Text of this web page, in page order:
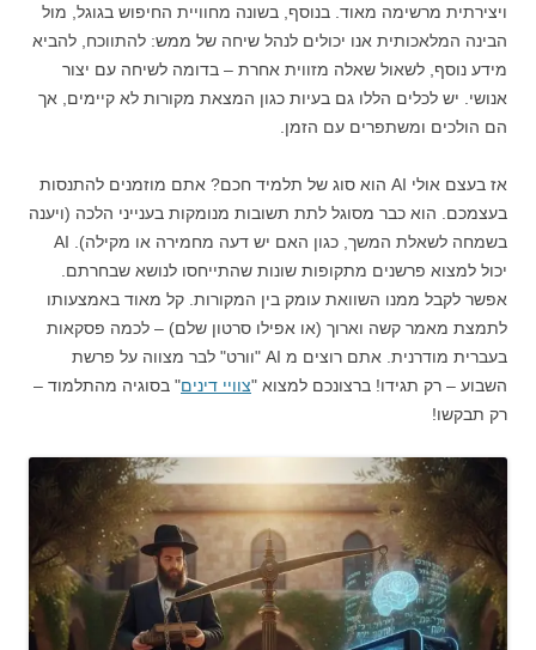
ויצירתית מרשימה מאוד. בנוסף, בשונה מחוויית החיפוש בגוגל, מול
הבינה המלאכותית אנו יכולים לנהל שיחה של ממש: להתווכח, להביא
מידע נוסף, לשאול שאלה מזווית אחרת – בדומה לשיחה עם יצור
אנושי. יש לכלים הללו גם בעיות כגון המצאת מקורות לא קיימים, אך
הם הולכים ומשתפרים עם הזמן.
אז בעצם אולי AI הוא סוג של תלמיד חכם? אתם מוזמנים להתנסות
בעצמכם. הוא כבר מסוגל לתת תשובות מנומקות בענייני הלכה (ויענה
בשמחה לשאלת המשך, כגון האם יש דעה מחמירה או מקילה). AI
יכול למצוא פרשנים מתקופות שונות שהתייחסו לנושא שבחרתם.
אפשר לקבל ממנו השוואת עומק בין המקורות. קל מאוד באמצעותו
לתמצת מאמר קשה וארוך (או אפילו סרטון שלם) – לכמה פסקאות
בעברית מודרנית. אתם רוצים מ AI "וורט" לבר מצווה על פרשת
השבוע – רק תגידו! ברצונכם למצוא "צוויי דינים" בסוגיה מהתלמוד –
רק תבקשו!